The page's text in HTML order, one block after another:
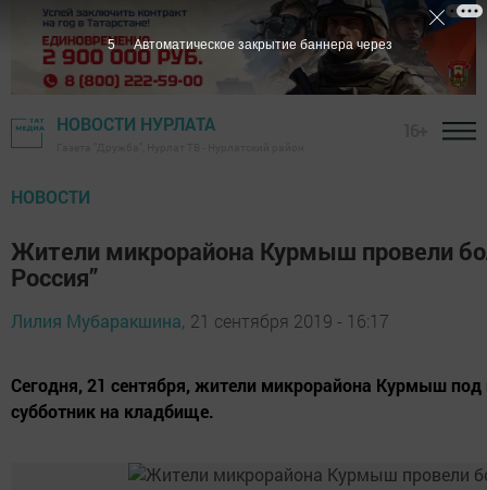
НОВОСТИ НУРЛАТА
НОВОСТИ
Жители микрорайона Курмыш провели
Россия”
Лилия Мубаракшина, 21 сентября 2019 - 16:17
Сегодня, 21 сентября, жители микрорайона Курмыш
субботник на кладбище.
5 Автоматическое закрытие баннера через